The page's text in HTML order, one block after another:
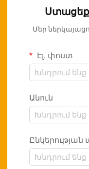
Մեր
Էլ. փոստ
Անուն
Ընկերության